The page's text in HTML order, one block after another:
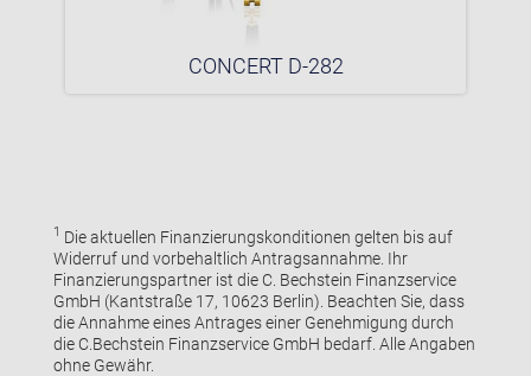
CONCERT D-282
1 Die aktuellen Finanzierungskonditionen gelten bis auf
Widerruf und vorbehaltlich Antragsannahme. Ihr
Finanzierungspartner ist die C. Bechstein Finanzservice
GmbH (Kantstraße 17, 10623 Berlin). Beachten Sie, dass
die Annahme eines Antrages einer Genehmigung durch
die C.Bechstein Finanzservice GmbH bedarf. Alle Angaben
ohne Gewähr.